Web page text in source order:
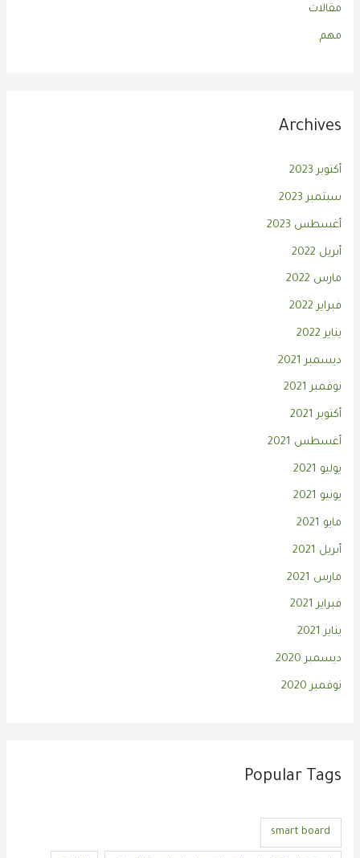
مقالات
مهم
Archives
أكتوبر 2023
سبتمبر 2023
أغسطس 2023
أبريل 2022
مارس 2022
فبراير 2022
يناير 2022
ديسمبر 2021
نوفمبر 2021
أكتوبر 2021
أغسطس 2021
يوليو 2021
يونيو 2021
مايو 2021
أبريل 2021
مارس 2021
فبراير 2021
يناير 2021
ديسمبر 2020
نوفمبر 2020
Popular Tags
smart board